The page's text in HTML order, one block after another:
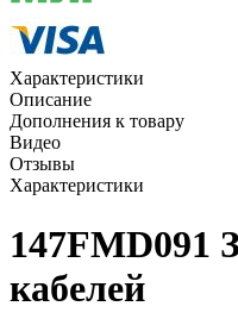
Характеристики
Описание
Дополнения к товару
Видео
Отзывы
Характеристики
147FMD091
кабелей